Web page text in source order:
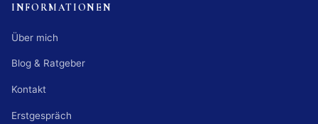
INFORMATIONEN
Über mich
Blog & Ratgeber
Kontakt
Erstgespräch